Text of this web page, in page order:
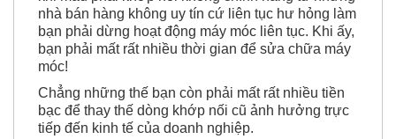
bạn phải dừng hoạt động máy móc liên tục. Khi ấy,
bạn phải mất rất nhiều thời gian để sửa chữa máy
móc!
Chẳng những thế bạn còn phải mất rất nhiều tiền
bạc để thay thế dòng khớp nối cũ ảnh hưởng trực
tiếp đến kinh tế của doanh nghiệp.
Công ty Đại Kinh Bắc cam kết khách hàng sẽ